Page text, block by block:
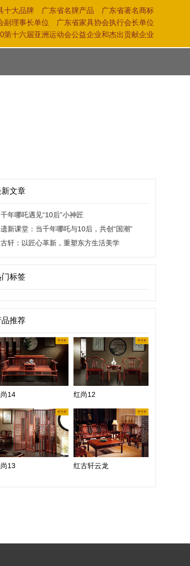
十大品牌 广东省名牌产品 广东省著名商标
副理事长单位 广东省家具协会执行会长单位
十六届亚洲运动会公益企业和杰出贡献企业
新文章
年哪吒遇见“10后”小神匠
新课堂：当千年哪吒与10后，共创“国潮”
轩：以匠心革新，重塑东方生活美学
门标签
品推荐
14 红尚12
13 红古轩云龙